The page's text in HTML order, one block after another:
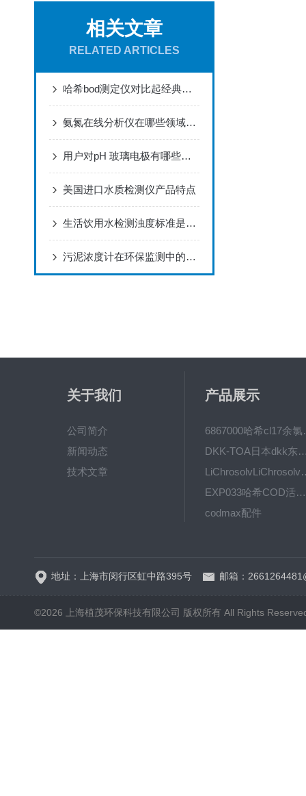
相关文章
RELATED ARTICLES
哈希bod测定仪对比起经典化学稀释法具有多少优点
氨氮在线分析仪在哪些领域有广泛应用？
用户对pH 玻璃电极有哪些要求
美国进口水质检测仪产品特点
生活饮用水检测浊度标准是怎样的？
污泥浓度计在环保监测中的应用
关于我们
公司简介
新闻动态
技术文章
产品展示
6867000
DKK-TOA日本dkk东亚电
EXP033哈希COD活塞泵价格 EXP033
codmax配件
地址：上海市闵行区虹中路395号 邮箱：
©2026 上海植茂环保科技有限公司 版权所有 All Rights